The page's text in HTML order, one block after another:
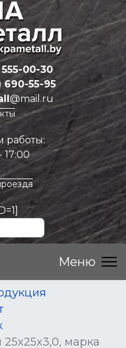
555-00-30
690-55-95
@mail.ru
работы:
17:00
марка